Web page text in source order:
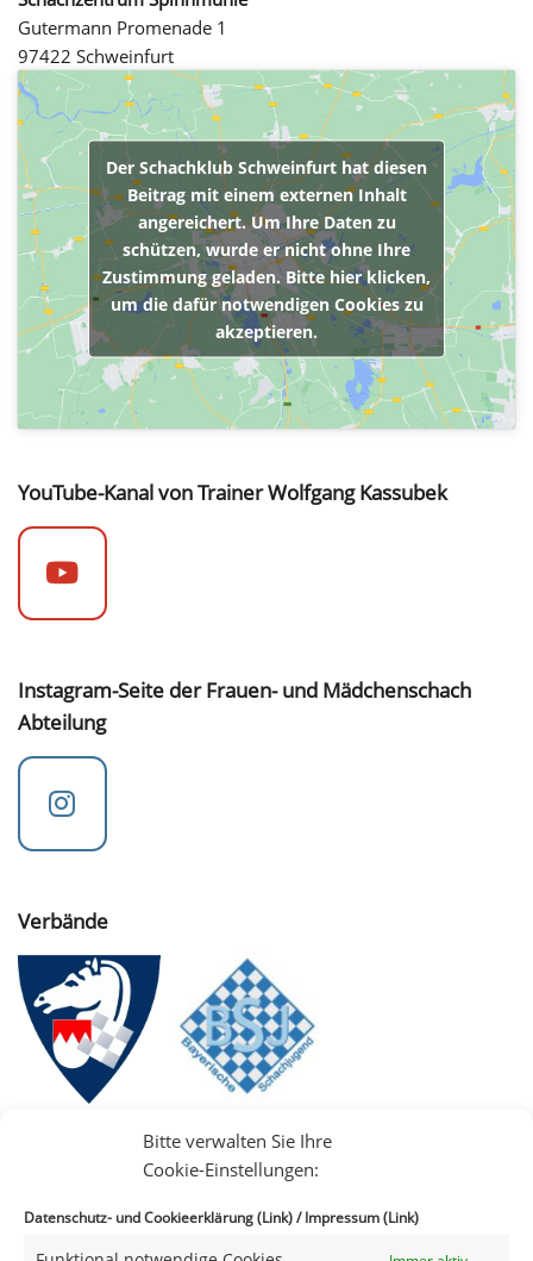
Bitte verwalten Sie Ihre
Cookie-Einstellungen:
Datenschutz- und Cookieerklärung (Link)/Impressum (Link)
Gutermann Promenade 1
97422 Schweinfurt
Der Schachklub Schweinfurt hat diesen
Beitrag mit einem externen Inhalt
angereichert. Um Ihre Daten zu
schützen, wurde er nicht ohne Ihre
Zustimmung geladen. Bitte hier klicken,
um die dafür notwendigen Cookies zu
akzeptieren.
YouTube-Kanal von Trainer Wolfgang Kassubek
Instagram-Seite der Frauen- und Mädchenschach
Abteilung
Verbände